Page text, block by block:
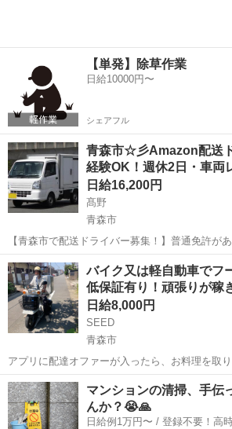
【単発】除草作業
日給10000円〜
シェアフル
青森市☆彡Amazon配送
経験OK！週休2日・車両
日給16,200円
髙野
青森市
【青森市で配送ドライバー募集！】普通免許が
貨物で稼ぐチャンス☆ 大手企業との提携で【安
力！個人宅や企業への小口配送をお任せします♪
力に自信がない方や女性も活躍中→...
青森 青森市 ドライバー Amazon
バイク又は軽自動車でフ
低保証有り！頑張りが稼
日給8,000円
SEED
青森市
アプリに配達オファーが入ったら、お料理を取
配達をするお仕事です。 現金の取り扱いは有り
時〜15時と17時~21時の計8時間 ・日給保証
ティブ...
青森 青森市 1件
マンションの清掃、手伝
んか？😭🙏
日給例1万円〜 / 登録不